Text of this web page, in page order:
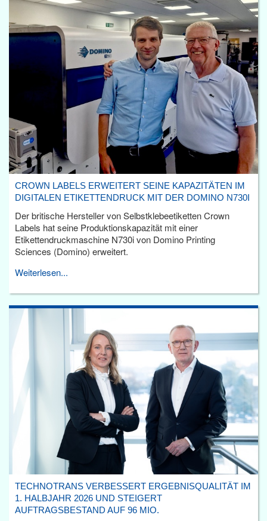
CROWN LABELS ERWEITERT SEINE KAPAZITÄTEN IM
DIGITALEN ETIKETTENDRUCK MIT DER DOMINO N730I
Der britische Hersteller von Selbstklebeetiketten Crown
Labels hat seine Produktionskapazität mit einer
Etikettendruckmaschine N730i von Domino Printing
Sciences (Domino) erweitert.
Weiterlesen...
TECHNOTRANS VERBESSERT ERGEBNISQUALITÄT IM
1. HALBJAHR 2026 UND STEIGERT
AUFTRAGSBESTAND AUF 96 MIO.